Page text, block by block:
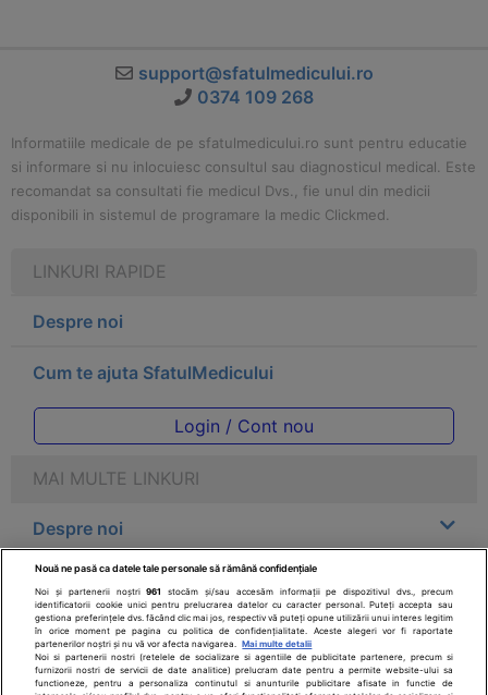
support@sfatulmedicului.ro
0374 109 268
Informatiile medicale de pe sfatulmedicului.ro sunt pentru educatie
si informare si nu inlocuiesc consultul sau diagnosticul medical. Este
recomandat sa consultati fie medicul Dvs., fie unul din medicii
disponibili in sistemul de programare la medic Clickmed.
LINKURI RAPIDE
Despre noi
Cum te ajuta SfatulMedicului
Login / Cont nou
MAI MULTE LINKURI
Despre noi
Legal
Drepturile consumatorului
Parteneri
Nouă ne pasă ca datele tale personale să rămână confidențiale
Noi și partenerii noștri961
stocăm și/sau accesăm informații pe dispozitivul dvs., precum
identificatorii cookie unici pentru prelucrarea datelor cu caracter personal. Puteți accepta sau
gestiona preferințele dvs. făcând clic mai jos, respectiv vă puteți opune utilizării unui interes legitim
în orice moment pe pagina cu politica de confidențialitate. Aceste alegeri vor fi raportate
partenerilor noștri și nu vă vor afecta navigarea.
Mai multe detalii
Noi si partenerii nostri (retelele de socializare si agentiile de publicitate partenere, precum si
furnizorii nostri de servicii de date analitice) prelucram date pentru a permite website-ului sa
functioneze, pentru a personaliza continutul si anunturile publicitare afisate in functie de